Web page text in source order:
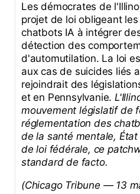
Les démocrates de
projet de loi obligeant
chatbots IA à intégrer
détection des
d'automutilation. La loi
aux cas de suicides liés
rejoindrait des
et en Pennsylvanie.
mouvement législatif de
réglementation des
de la santé mentale,
de loi fédérale, ce
standard de facto.
(Chicago Tribune — 13